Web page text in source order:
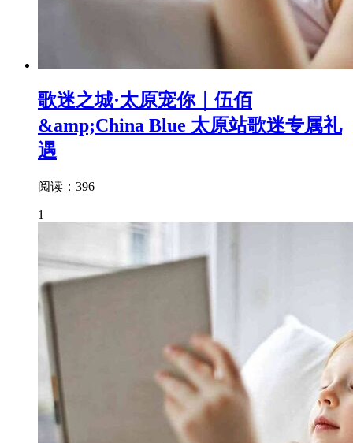
歌迷之城·太原宠你｜伍佰
&amp;China Blue 太原站歌迷专属礼
遇
阅读：396
1